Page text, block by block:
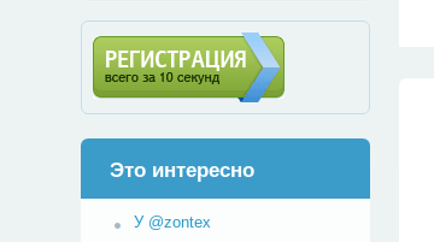
Регистрация (всего за 10
Это интересно
У @zontex